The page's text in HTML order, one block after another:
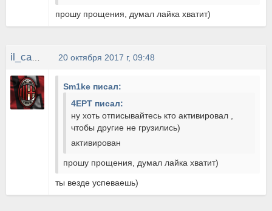
прошу прощения, думал лайка хватит)
20 октября 2017 г, 09:48
Sm1ke писал:
4EPT писал:
ну хоть отписывайтесь кто активировал ,
чтобы другие не грузились)
активирован
прошу прощения, думал лайка хватит)
ты везде успеваешь)